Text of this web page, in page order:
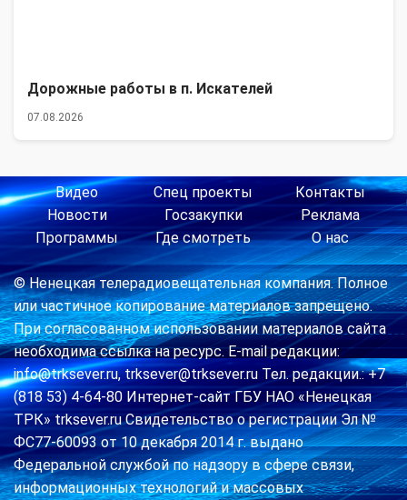
Дорожные работы в п. Искателей
07.08.2026
Видео
Новости
Программы
Спец проекты
Госзакупки
Где смотреть
Контакты
Реклама
О нас
© Ненецкая телерадиовещательная компания. Полное
или частичное копирование материалов запрещено.
При согласованном использовании материалов сайта
необходима ссылка на ресурс. E-mail редакции:
info@trksever.ru, trksever@trksever.ru Тел. редакции.: +7
(818 53) 4-64-80 Интернет-сайт ГБУ НАО «Ненецкая
ТРК» trksever.ru Свидетельство о регистрации Эл №
ФС77-60093 от 10 декабря 2014 г. выдано
Федеральной службой по надзору в сфере связи,
информационных технологий и массовых